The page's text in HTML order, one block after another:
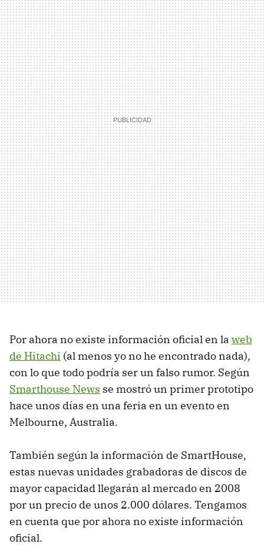
Por ahora no existe información oficial en la web
de Hitachi (al menos yo no he encontrado nada),
con lo que todo podría ser un falso rumor. Según
Smarthouse News se mostró un primer prototipo
hace unos días en una feria en un evento en
Melbourne, Australia.
También según la información de SmartHouse,
estas nuevas unidades grabadoras de discos de
mayor capacidad llegarán al mercado en 2008
por un precio de unos 2.000 dólares. Tengamos
en cuenta que por ahora no existe información
oficial.